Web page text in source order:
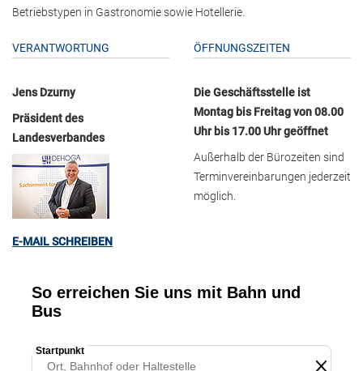
Betriebstypen in Gastronomie sowie Hotellerie.
VERANTWORTUNG
Jens Dzurny
Präsident des
Landesverbandes
E-MAIL SCHREIBEN
ÖFFNUNGSZEITEN
Die Geschäftsstelle ist
Montag bis Freitag von 08.00
Uhr bis 17.00 Uhr geöffnet
Außerhalb der Bürozeiten sind
Terminvereinbarungen jederzeit
möglich.